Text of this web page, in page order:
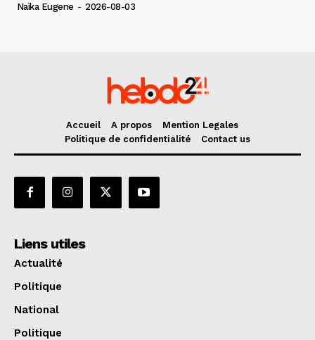
Naïka Eugene - 2026-08-03
Accueil A propos
Mention Legales
Politique de confidentialité
Contact us
Liens utiles
Actualité
Politique
National
Politique